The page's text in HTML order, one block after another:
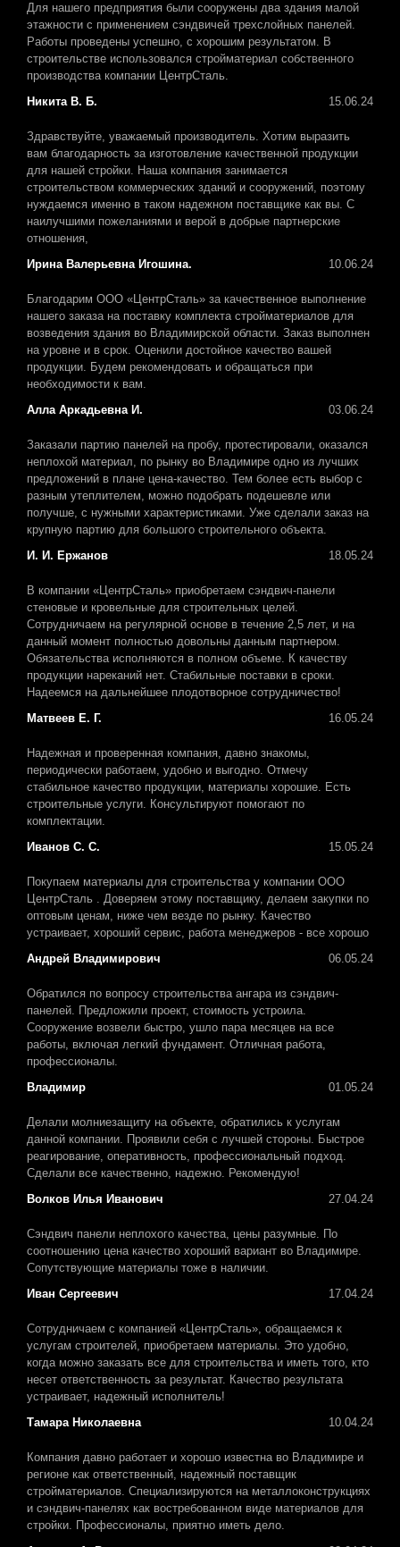
Для нашего предприятия были сооружены два здания малой
этажности с применением сэндвичей трехслойных панелей.
Работы проведены успешно, с хорошим результатом. В
строительстве использовался стройматериал собственного
производства компании ЦентрСталь.
Никита В. Б.
15.06.24
Здравствуйте, уважаемый производитель. Хотим выразить
вам благодарность за изготовление качественной продукции
для нашей стройки. Наша компания занимается
строительством коммерческих зданий и сооружений, поэтому
нуждаемся именно в таком надежном поставщике как вы. С
наилучшими пожеланиями и верой в добрые партнерские
отношения,
Ирина Валерьевна Игошина.
10.06.24
Благодарим ООО «ЦентрСталь» за качественное выполнение
нашего заказа на поставку комплекта стройматериалов для
возведения здания во Владимирской области. Заказ выполнен
на уровне и в срок. Оценили достойное качество вашей
продукции. Будем рекомендовать и обращаться при
необходимости к вам.
Алла Аркадьевна И.
03.06.24
Заказали партию панелей на пробу, протестировали, оказался
неплохой материал, по рынку во Владимире одно из лучших
предложений в плане цена-качество. Тем более есть выбор с
разным утеплителем, можно подобрать подешевле или
получше, с нужными характеристиками. Уже сделали заказ на
крупную партию для большого строительного объекта.
И. И. Ержанов
18.05.24
В компании «ЦентрСталь» приобретаем сэндвич-панели
стеновые и кровельные для строительных целей.
Сотрудничаем на регулярной основе в течение 2,5 лет, и на
данный момент полностью довольны данным партнером.
Обязательства исполняются в полном объеме. К качеству
продукции нареканий нет. Стабильные поставки в сроки.
Надеемся на дальнейшее плодотворное сотрудничество!
Матвеев Е. Г.
16.05.24
Надежная и проверенная компания, давно знакомы,
периодически работаем, удобно и выгодно. Отмечу
стабильное качество продукции, материалы хорошие. Есть
строительные услуги. Консультируют помогают по
комплектации.
Иванов С. С.
15.05.24
Покупаем материалы для строительства у компании ООО
ЦентрСталь . Доверяем этому поставщику, делаем закупки по
оптовым ценам, ниже чем везде по рынку. Качество
устраивает, хороший сервис, работа менеджеров - все хорошо
Андрей Владимирович
06.05.24
Обратился по вопросу строительства ангара из сэндвич-
панелей. Предложили проект, стоимость устроила.
Сооружение возвели быстро, ушло пара месяцев на все
работы, включая легкий фундамент. Отличная работа,
профессионалы.
Владимир
01.05.24
Делали молниезащиту на объекте, обратились к услугам
данной компании. Проявили себя с лучшей стороны. Быстрое
реагирование, оперативность, профессиональный подход.
Сделали все качественно, надежно. Рекомендую!
Волков Илья Иванович
27.04.24
Сэндвич панели неплохого качества, цены разумные. По
соотношению цена качество хороший вариант во Владимире.
Сопутствующие материалы тоже в наличии.
Иван Сергеевич
17.04.24
Сотрудничаем с компанией «ЦентрСталь», обращаемся к
услугам строителей, приобретаем материалы. Это удобно,
когда можно заказать все для строительства и иметь того, кто
несет ответственность за результат. Качество результата
устраивает, надежный исполнитель!
Тамара Николаевна
10.04.24
Компания давно работает и хорошо известна во Владимире и
регионе как ответственный, надежный поставщик
стройматериалов. Специализируются на металлоконструкциях
и сэндвич-панелях как востребованном виде материалов для
стройки. Профессионалы, приятно иметь дело.